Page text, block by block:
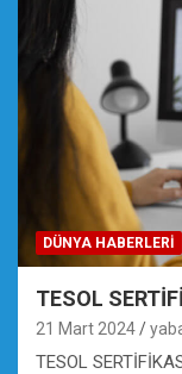
DÜNYA HABERLERI
TESOL
21 Mart 2024
TESOL